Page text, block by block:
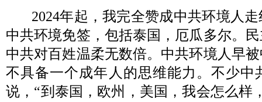
2024年起，我完全赞成中共环境人
中共环境免签，包括泰国，厄瓜多尔。
中共对百姓温柔无数倍。中共环境人早
不具备一个成年人的思维能力。不少中
说， “到泰国，欧州，美国，我会怎么样